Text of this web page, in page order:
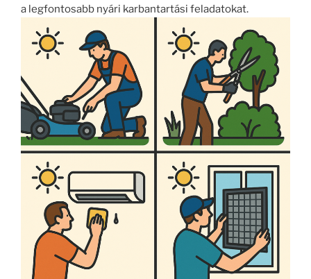
a legfontosabb nyári karbantartási feladatokat.